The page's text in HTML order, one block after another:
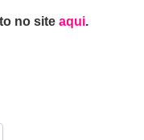
no site aqui.